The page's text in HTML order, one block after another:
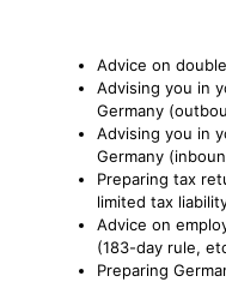
Advice on
Advising you in
Germany
Advising you in
Germany
Preparing tax
limited tax
Advice on
(183-day rule,
Preparing